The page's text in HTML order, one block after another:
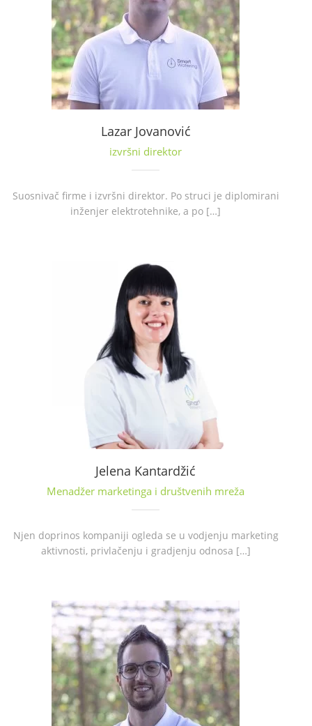
Lazar Jovanović
izvršni direktor
Suosnivač firme i izvršni direktor. Po struci je diplomirani
inženjer elektrotehnike, a po […]
Jelena Kantardžić
Menadžer marketinga i društvenih mreža
Njen doprinos kompaniji ogleda se u vodjenju marketing
aktivnosti, privlačenju i gradjenju odnosa […]